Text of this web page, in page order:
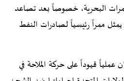
البحرية، خصوصاً بعد تصاعد
ممراً رئيسياً لصادرات النفط
قيوداً على حركة الملاحة في